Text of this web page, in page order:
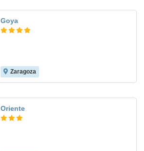
Goya
Zaragoza
Oriente